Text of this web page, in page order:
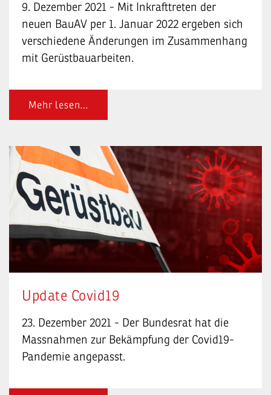
9. Dezember 2021 - Mit Inkrafttreten der
neuen BauAV per 1. Januar 2022 ergeben sich
verschiedene Änderungen im Zusammenhang
mit Gerüstbauarbeiten.
Mehr lesen…
Update Covid19
23. Dezember 2021 - Der Bundesrat hat die
Massnahmen zur Bekämpfung der Covid19-
Pandemie angepasst.